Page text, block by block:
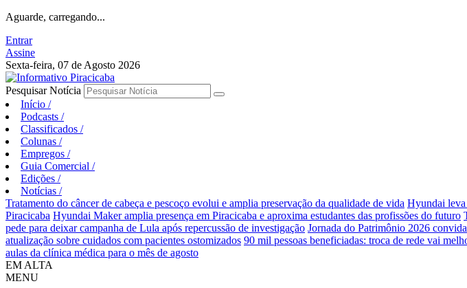
Aguarde, carregando...
Entrar
Assine
Sexta-feira, 07 de Agosto 2026
Pesquisar Notícia
Início /
Podcasts /
Classificados /
Colunas /
Empregos /
Guia Comercial /
Edições /
Notícias /
Tratamento do câncer de cabeça e pescoço evolui e amplia preservação da qualidade de vida Hyundai leva
Piracicaba Hyundai Maker amplia presença em Piracicaba e aproxima estudantes das profissões do futuro
pede para deixar campanha de Lula após repercussão de investigação Jornada do Patrimônio 2026
atualização sobre cuidados com pacientes ostomizados 90 mil pessoas beneficiadas: troca de rede vai
aulas da clínica médica para o mês de agosto
EM ALTA
MENU